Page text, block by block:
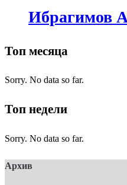
Ибрагимов
Топ месяца
Sorry. No data so far.
Топ недели
Sorry. No data so far.
Архив